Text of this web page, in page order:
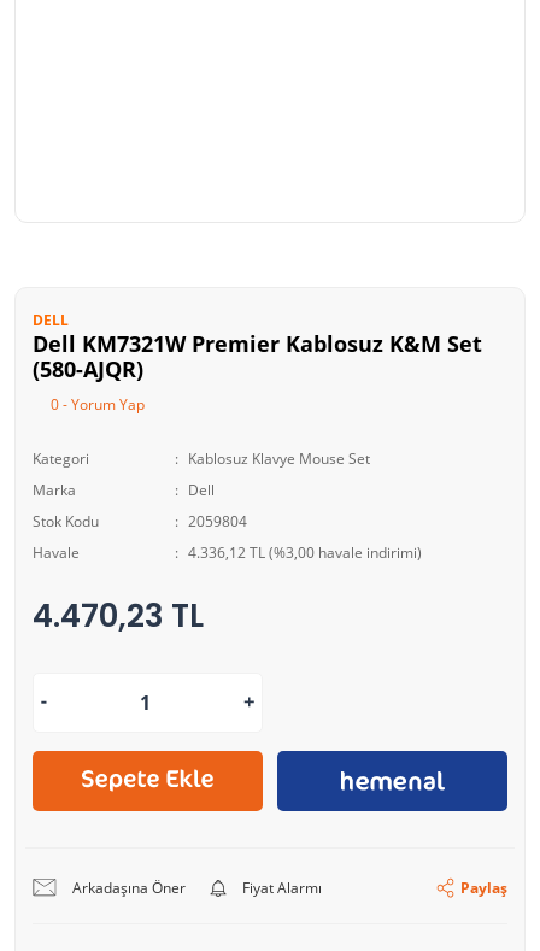
DELL
Dell KM7321W Premier Kablosuz K&M Set
(580-AJQR)
0 - Yorum Yap
Kategori
Kablosuz Klavye Mouse Set
Marka
Dell
Stok Kodu
2059804
Havale
4.336,12 TL (%3,00 havale indirimi)
4.470,23 TL
Arkadaşına Öner Fiyat Alarmı Paylaş